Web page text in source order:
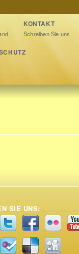
KONTAKT
Schreiben Sie uns
SIE UNS: